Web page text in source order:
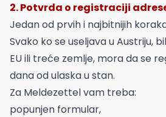
2. Potvrda o registraciji
Jedan od prvih i najbitnijih
Svako ko se useljava u Austriju,
EU ili treće zemlje, mora da se
dana od ulaska u stan.
Za Meldezettel vam treba:
popunjen formular,